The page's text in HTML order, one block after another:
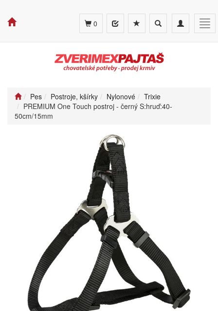
Toggle
navigation
Toggle
search
0
Pes Postroje, kšírky Nylonové
Trixie
PREMIUM One Touch postroj - černý S:hruď:40-
50cm/15mm